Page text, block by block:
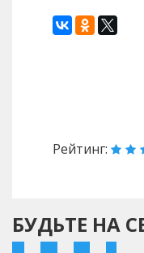
Рейтинг:
БУДЬТЕ НА